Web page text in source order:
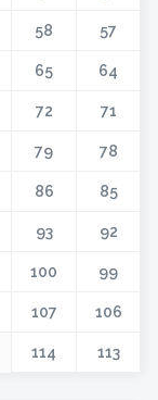
57
58
64
65
71
72
78
79
85
86
92
93
99
100
106
107
113
114